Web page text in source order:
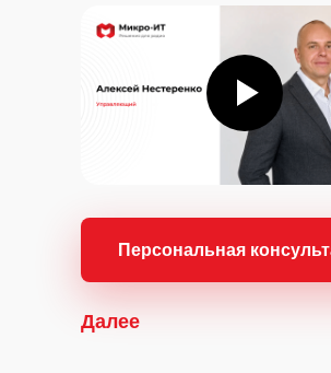
Далее
Персональная